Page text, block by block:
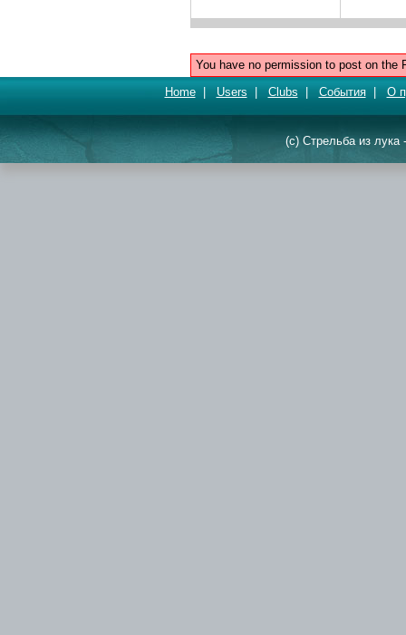
You have no permission to post on the
Home| Users Clubs События| О
(c) Стрельба из лука